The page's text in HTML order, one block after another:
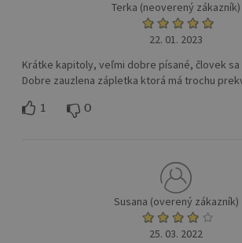
Terka (neoverený zákazník)
22. 01. 2023
Krátke kapitoly, veľmi dobre písané, človek
Dobre zauzlena zápletka ktorá má trochu
1 0
Susana (overený zákazník)
25. 03. 2022